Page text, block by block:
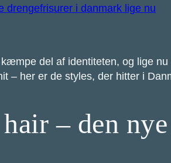
del af identiteten, og lige
– her er de styles, der hitter i
– den